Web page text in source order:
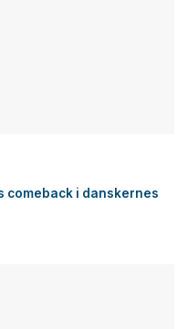
comeback i danskernes